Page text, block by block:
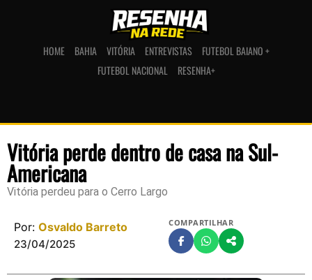
HOME BAHIA VITÓRIA ENTREVISTAS
FUTEBOL BAIANO +
FUTEBOL NACIONAL
RESENHA+
Vitória perde dentro de casa na Sul-
Americana
Vitória perdeu para o Cerro Largo
Por: Osvaldo Barreto
23/04/2025
COMPARTILHAR